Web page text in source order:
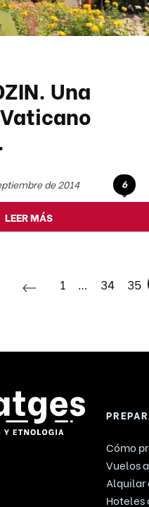
Una
de 2014 6
LEER MÁS
1 34 35
Cómo
Vuelos
Alquilar
Hoteles